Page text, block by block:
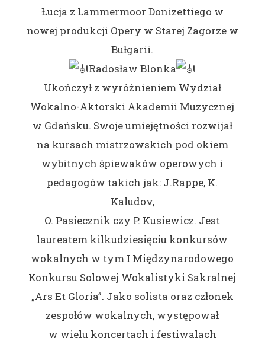
Łucja z Lammermoor Donizettiego w
nowej produkcji Opery w Starej Zagorze w
Bułgarii.
Radosław Blonka
Ukończył z wyróżnieniem Wydział
Wokalno-Aktorski Akademii Muzycznej
w Gdańsku. Swoje umiejętności rozwijał
na kursach mistrzowskich pod okiem
wybitnych śpiewaków operowych i
pedagogów takich jak: J.Rappe, K.
Kaludov,
O. Pasiecznik czy P. Kusiewicz. Jest
laureatem kilkudziesięciu konkursów
wokalnych w tym I Międzynarodowego
Konkursu Solowej Wokalistyki Sakralnej
„Ars Et Gloria”. Jako solista oraz członek
zespołów wokalnych, występował
w wielu koncertach i festiwalach